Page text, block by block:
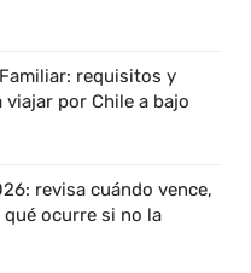
requisitos y
por Chile a bajo
revisa cuándo vence,
ocurre si no la